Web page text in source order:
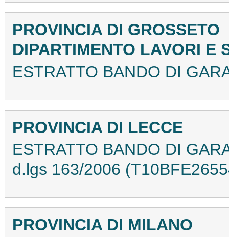
PROVINCIA DI GROSSETO
DIPARTIMENTO LAVORI E
ESTRATTO BANDO DI
PROVINCIA DI LECCE
ESTRATTO BANDO DI
d.lgs 163/2006
PROVINCIA DI MILANO